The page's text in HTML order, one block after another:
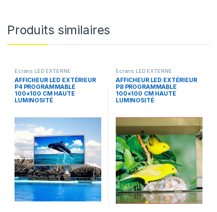
Produits similaires
Écrans LED EXTERNE
AFFICHEUR LED EXTÉRIEUR
P4 PROGRAMMABLE
100×100 CM HAUTE
LUMINOSITÉ
Écrans LED EXTERNE
AFFICHEUR LED EXTÉRIEUR
P8 PROGRAMMABLE
100×100 CM HAUTE
LUMINOSITÉ